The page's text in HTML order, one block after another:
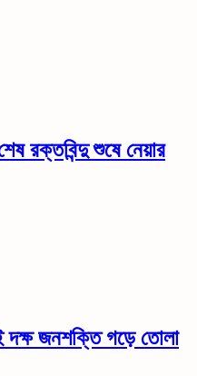
রক্তবিন্দু শুষে নেয়ার
দক্ষ জনশক্তি গড়ে তোলা